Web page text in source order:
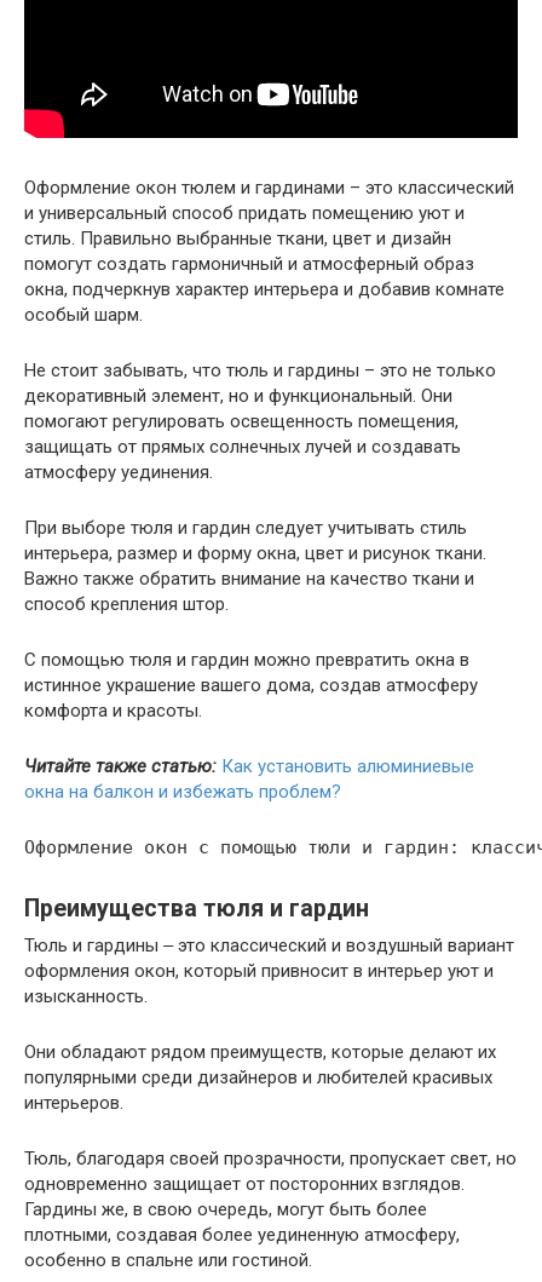
Оформление окон тюлем и гардинами – это классический
и универсальный способ придать помещению уют и
стиль. Правильно выбранные ткани, цвет и дизайн
помогут создать гармоничный и атмосферный образ
окна, подчеркнув характер интерьера и добавив комнате
особый шарм.
Не стоит забывать, что тюль и гардины – это не только
декоративный элемент, но и функциональный. Они
помогают регулировать освещенность помещения,
защищать от прямых солнечных лучей и создавать
атмосферу уединения.
При выборе тюля и гардин следует учитывать стиль
интерьера, размер и форму окна, цвет и рисунок ткани.
Важно также обратить внимание на качество ткани и
способ крепления штор.
С помощью тюля и гардин можно превратить окна в
истинное украшение вашего дома, создав атмосферу
комфорта и красоты.
Читайте также статью: Как установить алюминиевые
окна на балкон и избежать проблем?
Преимущества тюля и гардин
Тюль и гардины ‒ это классический и воздушный вариант
оформления окон, который привносит в интерьер уют и
изысканность.
Они обладают рядом преимуществ, которые делают их
популярными среди дизайнеров и любителей красивых
интерьеров.
Тюль, благодаря своей прозрачности, пропускает свет, но
одновременно защищает от посторонних взглядов.
Гардины же, в свою очередь, могут быть более
плотными, создавая более уединенную атмосферу,
особенно в спальне или гостиной.